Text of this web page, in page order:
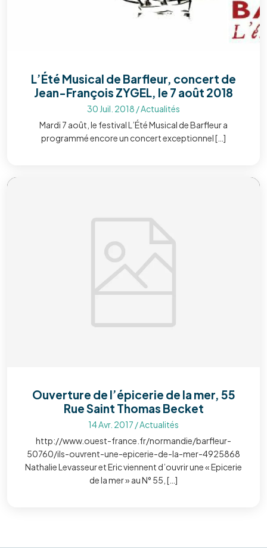
L’Été Musical de Barfleur, concert de
Jean-François ZYGEL, le 7 août 2018
30 Juil. 2018 /Actualités
Mardi 7 août, le festival L’Été Musical de Barfleur a
programmé encore un concert exceptionnel […]
Ouverture de l’épicerie de la mer, 55
Rue Saint Thomas Becket
14 Avr. 2017 /Actualités
http://www.ouest-france.fr/normandie/barfleur-
50760/ils-ouvrent-une-epicerie-de-la-mer-4925868
Nathalie Levasseur et Eric viennent d’ouvrir une « Epicerie
de la mer » au N° 55, […]